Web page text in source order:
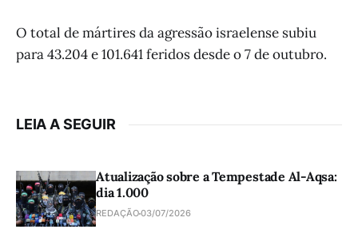
O total de mártires da agressão israelense subiu
para 43.204 e 101.641 feridos desde o 7 de outubro.
LEIA A SEGUIR
Atualização sobre a Tempestade Al-Aqsa:
dia 1.000
REDAÇÃO03/07/2026